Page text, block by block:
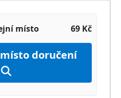
místo 69 Kč
doručení